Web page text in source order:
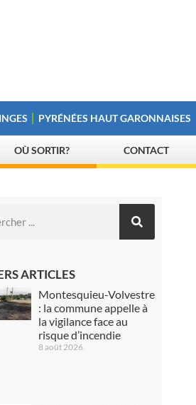
PYRÉNÉES HAUT GARONNAISES
OÙ SORTIR? CONTACT
ARTICLES
Montesquieu-Volvestre
: la commune appelle à
la vigilance face au
risque d’incendie
8 août 2026